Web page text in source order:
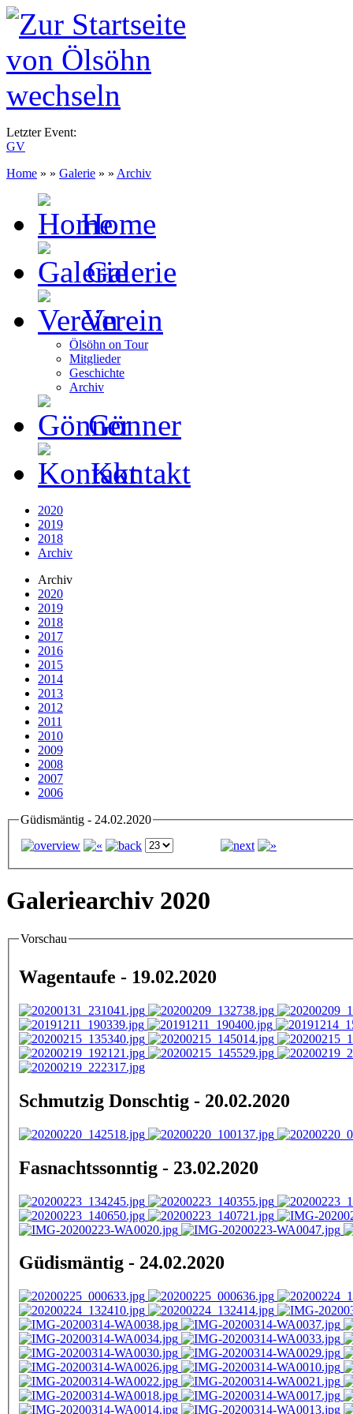
Letzter Event:
GV
Home » » Galerie » » Archiv
Home
Galerie
Verein
Ölsöhn on Tour
Mitglieder
Geschichte
Archiv
Gönner
Kontakt
2020
2019
2018
Archiv
Archiv
2020
2019
2018
2017
2016
2015
2014
2013
2012
2011
2010
2009
2008
2007
2006
Güdismäntig - 24.02.2020
Galeriearchiv 2020
Vorschau
Wagentaufe - 19.02.2020
Schmutzig Donschtig - 20.02.2020
Fasnachtssonntig - 23.02.2020
Güdismäntig - 24.02.2020